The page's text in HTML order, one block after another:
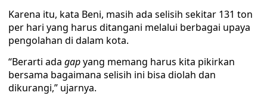
Karena itu, kata Beni, masih ada selisih sekitar 131 ton
per hari yang harus ditangani melalui berbagai upaya
pengolahan di dalam kota.
“Berarti ada gapyang memang harus kita pikirkan
bersama bagaimana selisih ini bisa diolah dan
dikurangi,” ujarnya.